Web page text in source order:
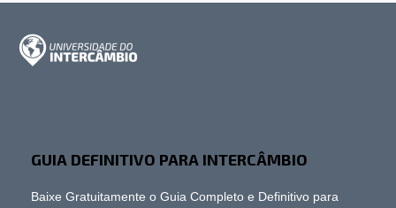
GUIA DEFINITIVO PARA INTERCÂMBIO
Baixe Gratuitamente o Guia Completo e Definitivo para